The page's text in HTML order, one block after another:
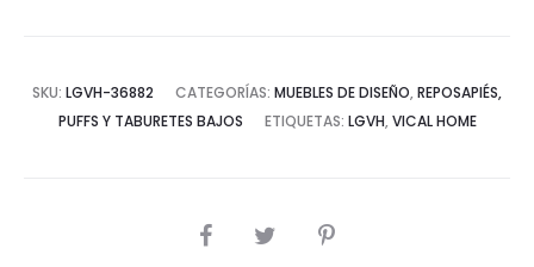
SKU: LGVH-36882 CATEGORÍAS: MUEBLES DE DISEÑO, REPOSAPIÉS,
PUFFS Y TABURETES BAJOS
ETIQUETAS: LGVH, VICAL HOME
COMPARTIR